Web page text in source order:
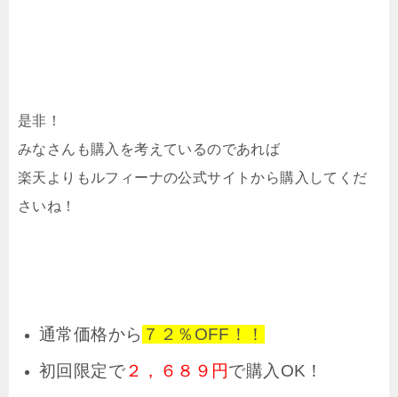
是非！
みなさんも購入を考えているのであれば
楽天よりもルフィーナの公式サイトから購入してくだ
さいね！
通常価格から ７２％OFF！！
初回限定で２，６８９円で購入OK！